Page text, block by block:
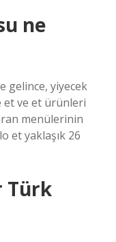
ne
gelince, yiyecek
et ve et ürünleri
menülerinin
et yaklaşık 26
Türk